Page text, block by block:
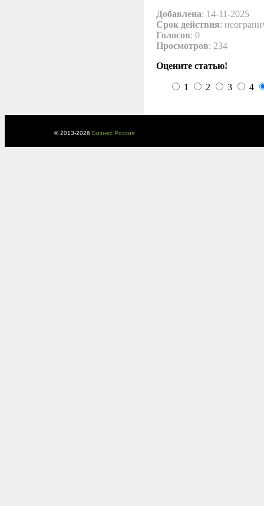
Добавлена: 14-11-2025
Срок действия:
Голосов: 0
Просмотров: 234
Оцените статью!
1 2 3 4
© 2013-2026 Бизнес Россия